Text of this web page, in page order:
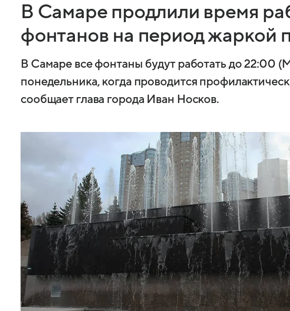
В Самаре продлили время
фонтанов на период жаркой
В Самаре все фонтаны будут работать до 22:00
понедельника, когда проводится
сообщает глава города Иван Носков.